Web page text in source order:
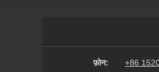
फ़ोन:
+86